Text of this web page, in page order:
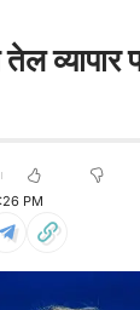
व्यापार
PM